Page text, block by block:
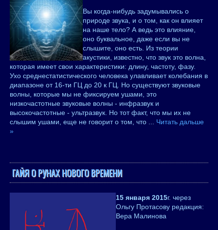
Вы когда-нибудь задумывались о
природе звука, и о том, как он влияет
на наше тело? А ведь это влияние,
оно буквальное, даже если вы не
слышите, оно есть. Из теории
акустики, известно, что звук это волна,
которая имеет свои характеристики: длину, частоту, фазу.
Ухо среднестатистического человека улавливает колебания в
диапазоне от 16-ти ГЦ до 20 к ГЦ. Но существуют звуковые
волны, которые мы не фиксируем ушами, это
низкочастотные звуковые волны - инфразвук и
высокочастотные - ультразвук. Но тот факт, что мы их не
слышим ушами, еще не говорит о том, что
Читать дальше
»
ГАЙЯ О РУНАХ НОВОГО ВРЕМЕНИ
15 января 2015г. через
Ольгу Протасову редакция:
Вера Малинова